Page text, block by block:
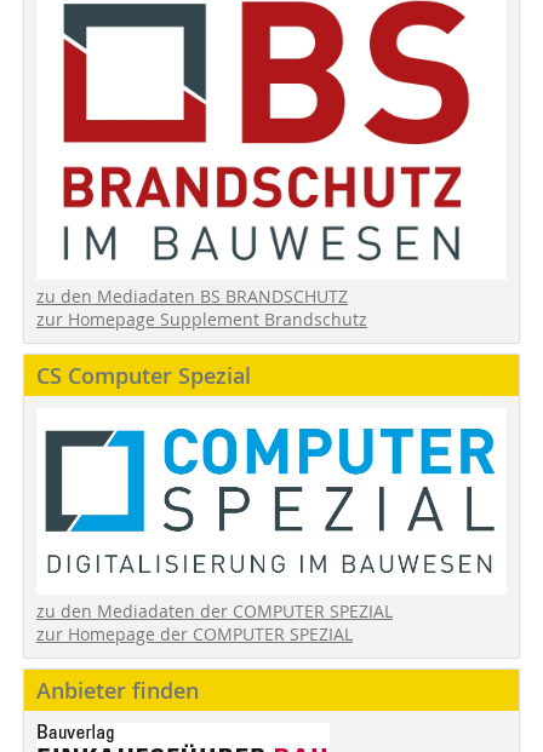
zu den Mediadaten BS BRANDSCHUTZ
zur Homepage Supplement Brandschutz
CS Computer Spezial
zu den Mediadaten der COMPUTER SPEZIAL
zur Homepage der COMPUTER SPEZIAL
Anbieter finden